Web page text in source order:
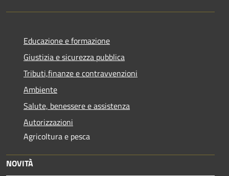
Educazione e formazione
Giustizia e sicurezza pubblica
Tributi,finanze e contravvenzioni
Ambiente
Salute, benessere e assistenza
Autorizzazioni
Agricoltura e pesca
NOVITÀ